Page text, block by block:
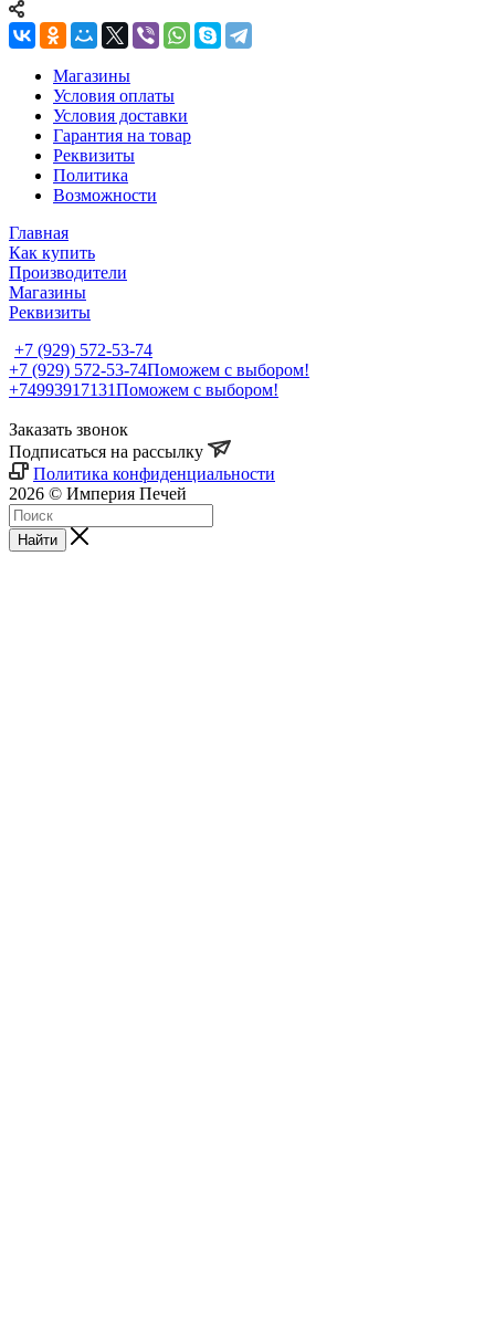
Магазины
Условия оплаты
Условия доставки
Гарантия на товар
Реквизиты
Политика
Возможности
Главная
Как купить
Производители
Магазины
Реквизиты
+7 (929) 572-53-74
+7 (929) 572-53-74Поможем с выбором!
+74993917131Поможем с выбором!
Заказать звонок
Подписаться на рассылку
Политика конфиденциальности
2026 © Империя Печей
Найти